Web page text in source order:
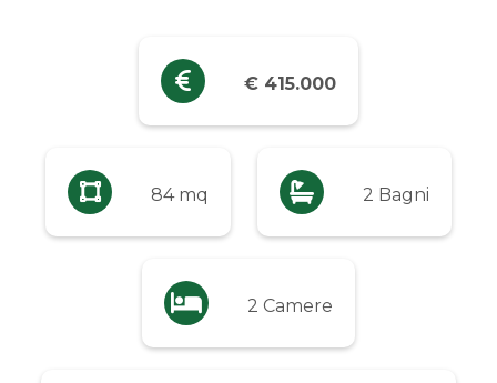
€ 415.000
84 mq 2 Bagni
2 Camere
Fino a € 5.000
Da € 10.000 a € 20.000